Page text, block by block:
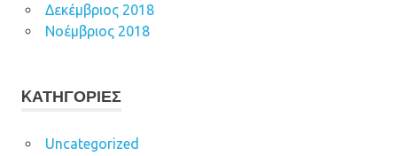
Δεκέμβριος 2018
Νοέμβριος 2018
KΑΤΗΓΟΡΊΕΣ
Uncategorized